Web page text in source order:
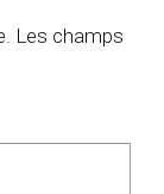
Les champs